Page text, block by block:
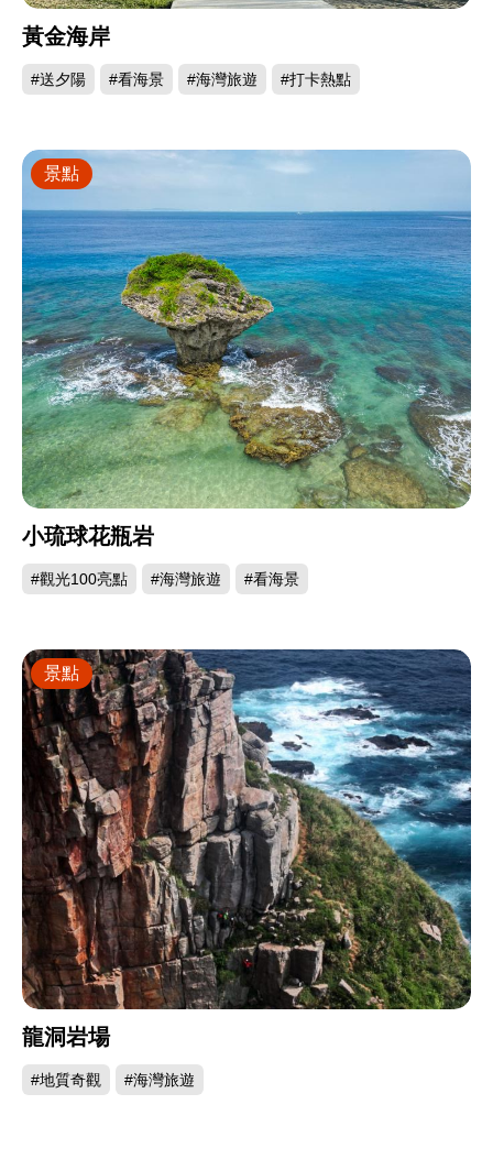
黃金海岸
#送夕陽 #看海景 #海灣旅遊 #打卡熱點
小琉球花瓶岩
#觀光100亮點 #海灣旅遊 #看海景
景點
龍洞岩場
#地質奇觀 #海灣旅遊
景點